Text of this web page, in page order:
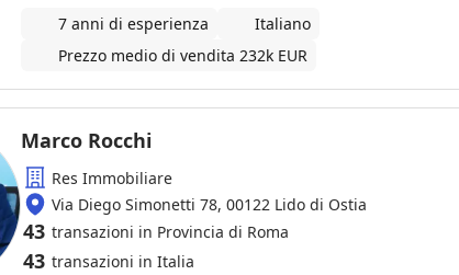
7 anni di esperienza
Italiano
Prezzo medio di vendita 232k EUR
Marco Rocchi
Res Immobiliare
Via Diego Simonetti 78, 00122 Lido di Ostia
43 transazioni in Provincia di Roma
43 transazioni in Italia